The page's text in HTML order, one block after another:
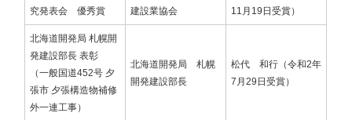
究発表会 優秀賞
建設業協会
11月19日受賞）
北海道開発局 札幌開
発建設部長 表彰
​​​​​​​（一般国道452号 夕
張市 夕張構造物補修
外一連工事）
北海道開発局 札幌
開発建設部長
松代 和行（令和2年
7月29日受賞）